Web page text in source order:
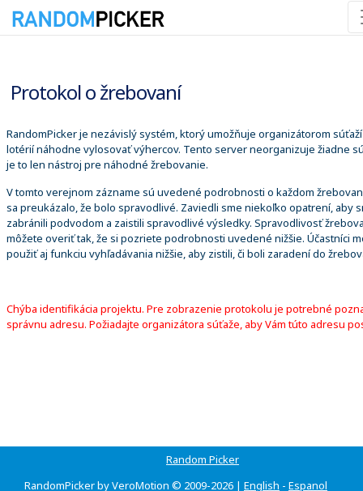
Protokol o žrebovaní
RandomPicker je nezávislý systém, ktorý umožňuje organizátorom
lotérií náhodne vylosovať výhercov. Tento server neorganizuje žiadne
je to len nástroj pre náhodné žrebovanie.
V tomto verejnom zázname sú uvedené podrobnosti o každom
sa preukázalo, že bolo spravodlivé. Zaviedli sme niekoľko opatrení, aby
zabránili podvodom a zaistili spravodlivé výsledky. Spravodlivosť
môžete overiť tak, že si pozriete podrobnosti uvedené nižšie. Účastníci
použiť aj funkciu vyhľadávania nižšie, aby zistili, či boli zaradení do
Chýba identifikácia projektu. Pre zobrazenie protokolu je potrebné
správnu adresu. Požiadajte organizátora súťaže, aby Vám túto adresu
Random Picker
RandomPicker by VeroMotion © 2009-2026 | English - Espanol